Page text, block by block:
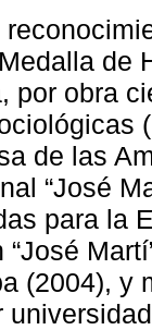
de
por obra
de las
“José
para la
(2004), y